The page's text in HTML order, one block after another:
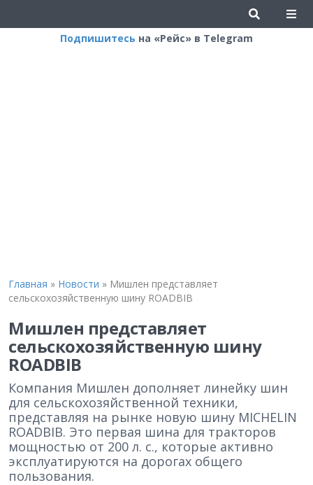
Подпишитесь на «Рейс» в Telegram
Главная » Новости » Мишлен представляет
сельскохозяйственную шину ROADBIB
Мишлен представляет
сельскохозяйственную шину
ROADBIB
Компания Мишлен дополняет линейку шин
для сельскохозяйственной техники,
представляя на рынке новую шину MICHELIN
ROADBIB. Это первая шина для тракторов
мощностью от 200 л. с., которые активно
эксплуатируются на дорогах общего
пользования.